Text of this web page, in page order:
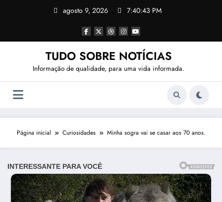
agosto 9, 2026 7:40:45 PM
TUDO SOBRE NOTÍCIAS
Informação de qualidade, para uma vida informada.
Página inicial Curiosidades Minha sogra vai se casar aos 70 anos.